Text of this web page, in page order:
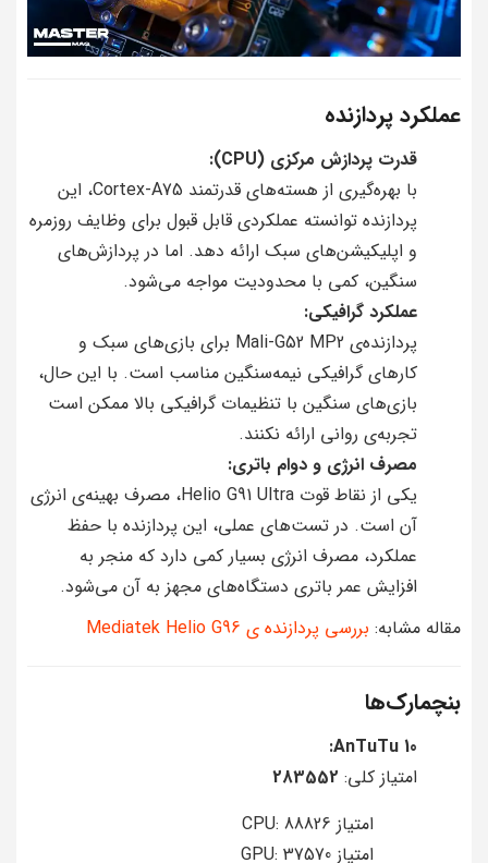
عملکرد پردازنده
قدرت پردازش مرکزی (CPU):
با بهره‌گیری از هسته‌های قدرتمند Cortex-A75، این
پردازنده توانسته عملکردی قابل قبول برای وظایف روزمره
و اپلیکیشن‌های سبک ارائه دهد. اما در پردازش‌های
سنگین، کمی با محدودیت مواجه می‌شود.
عملکرد گرافیکی:
پردازنده‌ی Mali-G52 MP2 برای بازی‌های سبک و
کارهای گرافیکی نیمه‌سنگین مناسب است. با این حال،
بازی‌های سنگین با تنظیمات گرافیکی بالا ممکن است
تجربه‌ی روانی ارائه نکنند.
مصرف انرژی و دوام باتری:
یکی از نقاط قوت Helio G91 Ultra، مصرف بهینه‌ی انرژی
آن است. در تست‌های عملی، این پردازنده با حفظ
عملکرد، مصرف انرژی بسیار کمی دارد که منجر به
افزایش عمر باتری دستگاه‌های مجهز به آن می‌شود.
مقاله مشابه: بررسی پردازنده ی Mediatek Helio G96
بنچمارک‌ها
AnTuTu 10:
امتیاز کلی: 283552
امتیاز CPU: 88826
امتیاز GPU: 37570